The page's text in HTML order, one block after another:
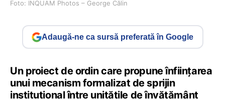
Foto: INQUAM Photos – George Călin
Adaugă-ne ca sursă preferată în Google
Un proiect de ordin care propune înființarea
unui mecanism formalizat de sprijin
instituțional între unitățile de învățământ